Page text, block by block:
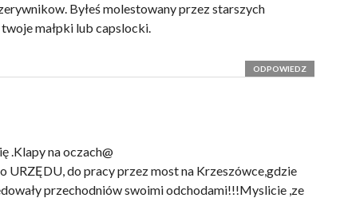
Byłeś molestowany przez starszych
małpki lub capslocki.
ODPOWIEDZ
.Klapy na oczach@
do pracy przez most na Krzeszówce,gdzie
przechodniów swoimi odchodami!!!Myslicie ,ze